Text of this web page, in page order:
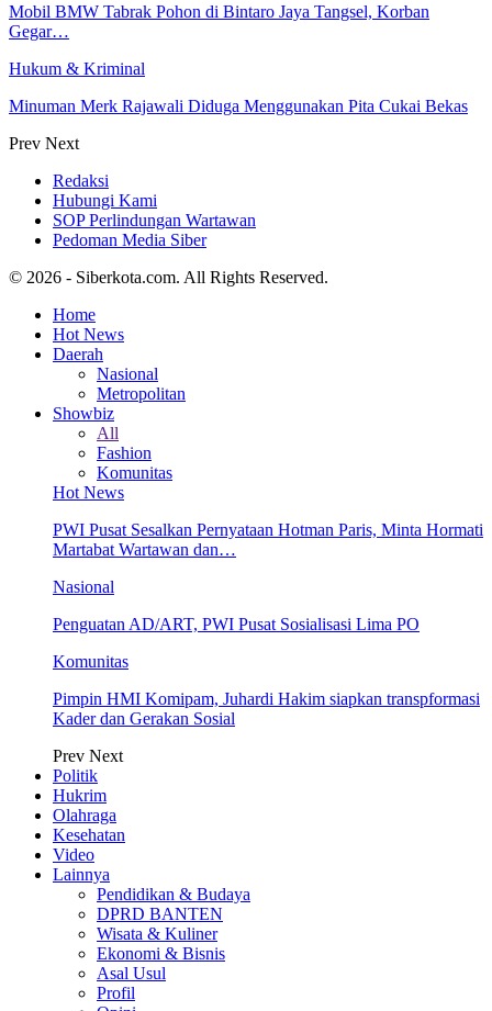
Mobil BMW Tabrak Pohon di Bintaro Jaya Tangsel, Korban
Gegar…
Hukum & Kriminal
Minuman Merk Rajawali Diduga Menggunakan Pita Cukai Bekas
Prev Next
Redaksi
Hubungi Kami
SOP Perlindungan Wartawan
Pedoman Media Siber
© 2026 - Siberkota.com. All Rights Reserved.
Home
Hot News
Daerah
Nasional
Metropolitan
Showbiz
All
Fashion
Komunitas
Hot News
PWI Pusat Sesalkan Pernyataan Hotman Paris, Minta Hormati
Martabat Wartawan dan…
Nasional
Penguatan AD/ART, PWI Pusat Sosialisasi Lima PO
Komunitas
Pimpin HMI Komipam, Juhardi Hakim siapkan transpformasi
Kader dan Gerakan Sosial
Prev Next
Politik
Hukrim
Olahraga
Kesehatan
Video
Lainnya
Pendidikan & Budaya
DPRD BANTEN
Wisata & Kuliner
Ekonomi & Bisnis
Asal Usul
Profil